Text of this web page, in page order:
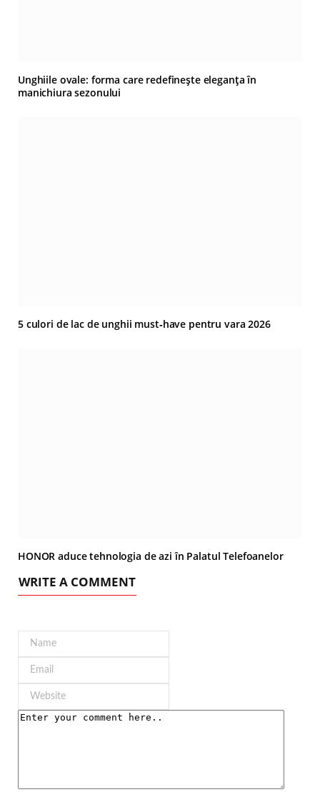
Unghiile ovale: forma care redefinește eleganța în
manichiura sezonului
5 culori de lac de unghii must‑have pentru vara 2026
HONOR aduce tehnologia de azi în Palatul Telefoanelor
WRITE A COMMENT